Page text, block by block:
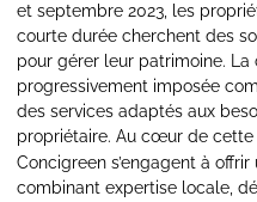
et septembre 2023, les
courte durée cherchent des
pour gérer leur patrimoine. La
progressivement imposée
des services adaptés aux
propriétaire. Au cœur de
Concigreen s’engagent à offrir
combinant expertise locale,